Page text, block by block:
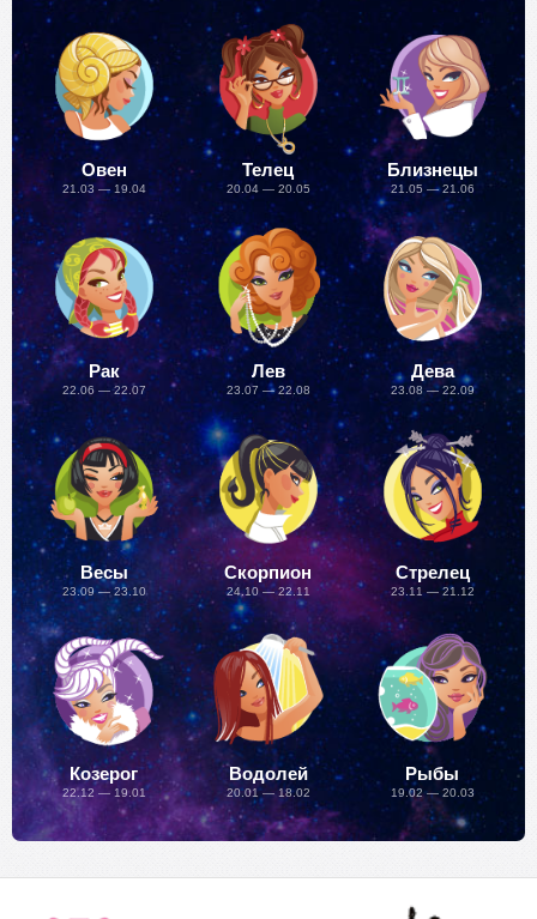
Овен
21.03 — 19.04
Телец
20.04 — 20.05
Близнецы
21.05 — 21.06
Рак
22.06 — 22.07
Лев
23.07 — 22.08
Дева
23.08 — 22.09
Весы
23.09 — 23.10
Скорпион
24.10 — 22.11
Стрелец
23.11 — 21.12
Козерог
22.12 — 19.01
Водолей
20.01 — 18.02
Рыбы
19.02 — 20.03